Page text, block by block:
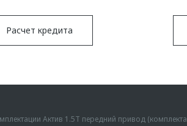
Расчет кредита
Актив 1.5Т передний привод